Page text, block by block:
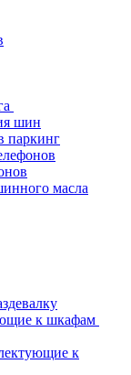
шин
паркинг
масла
к шкафам
к